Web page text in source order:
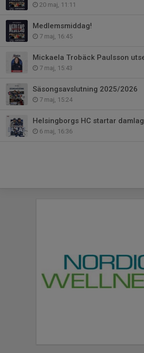
20 maj, 11:11
Medlemsmiddag!
7 maj, 16:45
7 maj, 15:43
Säsongsavslutning 2025/2026
7 maj, 15:24
Helsingborgs HC startar damlag
6 maj, 16:36